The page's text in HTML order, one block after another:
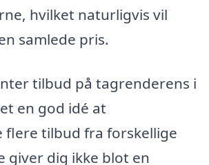
hvilket naturligvis vil
samlede pris.
tilbud på tagrenderens i
en god idé at
flere tilbud fra forskellige
giver dig ikke blot en